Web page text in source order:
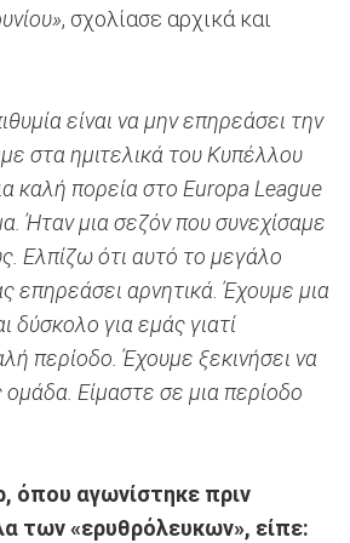
, σχολίασε αρχικά και
είναι να μην επηρεάσει την
στα ημιτελικά του Κυπέλλου
καλή πορεία στο Europa League
Ήταν μια σεζόν που συνεχίσαμε
Ελπίζω ότι αυτό το μεγάλο
επηρεάσει αρνητικά. Έχουμε μια
δύσκολο για εμάς γιατί
περίοδο. Έχουμε ξεκινήσει να
Είμαστε σε μια περίοδο
όπου αγωνίστηκε πριν
των «ερυθρόλευκων», είπε: